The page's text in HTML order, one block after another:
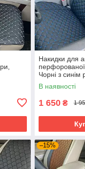
Накидки для
перфорованої
Чорні з синім
Преміум, 2
В наявності
1 650 ₴ 1
–15%